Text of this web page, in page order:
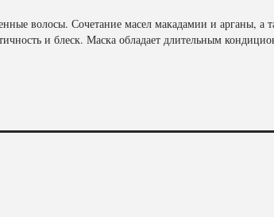
волосы. Сочетание масел макадамии и арганы, а
и блеск. Маска обладает длительным